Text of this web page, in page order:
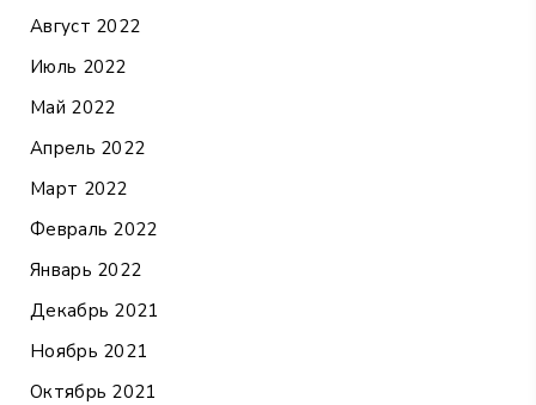
Август 2022
Июль 2022
Май 2022
Апрель 2022
Март 2022
Февраль 2022
Январь 2022
Декабрь 2021
Ноябрь 2021
Октябрь 2021